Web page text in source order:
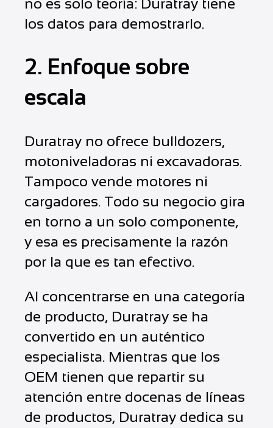
no es solo teoría: Duratray tiene
los datos para demostrarlo.
2. Enfoque sobre
escala
Duratray no ofrece bulldozers,
motoniveladoras ni excavadoras.
Tampoco vende motores ni
cargadores. Todo su negocio gira
en torno a un solo componente,
y esa es precisamente la razón
por la que es tan efectivo.
Al concentrarse en una categoría
de producto, Duratray se ha
convertido en un auténtico
especialista. Mientras que los
OEM tienen que repartir su
atención entre docenas de líneas
de productos, Duratray dedica su